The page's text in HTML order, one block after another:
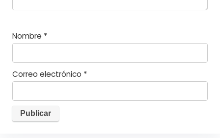
Nombre *
Correo electrónico *